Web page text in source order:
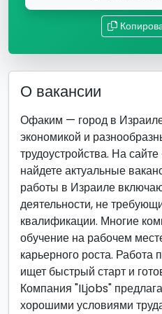
О вакансии
Офаким — город в
экономикой и
трудоустройства. На
найдете актуальные
работы в Израиле
деятельности, не
квалификации. Многие
обучение на рабочем
карьерного роста. Работа
ищет быстрый старт и
Компания "ILjobs"
хорошими условиями